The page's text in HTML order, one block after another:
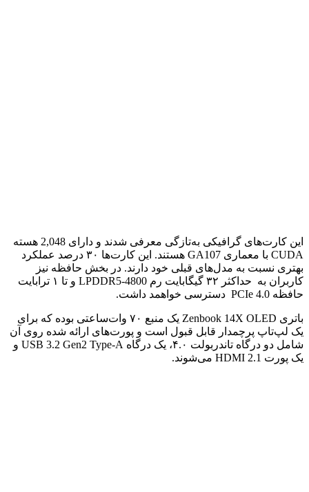
این کارت‌های گرافیکی به‌تازگی معرفی شدند و دارای 2,048 هسته
CUDA با معماری GA107 هستند. این کارت‌ها ۳۰ درصد عملکرد
بهتری نسبت به مدل‌های قبلی خود دارند‌. در بخش حافظه نیز
کاربران به حداکثر ۳۲ گیگابایت رم LPDDR5-4800 و تا ۱ ترابایت
حافظه PCIe 4.0 دسترسی خواهمد داشت‌.
باتری Zenbook 14X OLED یک منبع ۷۰ وات‌ساعتی بوده که برای
یک لپ‌تاپ پرچمدار قابل قبول است و پورت‌‌های ارائه شده روی آن
شامل دو درگاه تاندربولت ۴.۰، یک درگاه USB 3.2 Gen2 Type-A و
یک پورت HDMI 2.1 می‌شوند.